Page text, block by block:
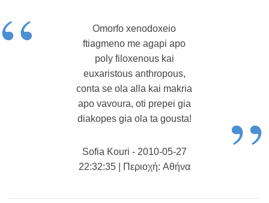
Omorfo xenodoxeio
ftiagmeno me agapi apo
poly filoxenous kai
euxaristous anthropous,
conta se ola alla kai makria
apo vavoura, oti prepei gia
diakopes gia ola ta gousta!
”
Sofia Kouri - 2010-05-27
22:32:35 | Περιοχή: Aθήνα